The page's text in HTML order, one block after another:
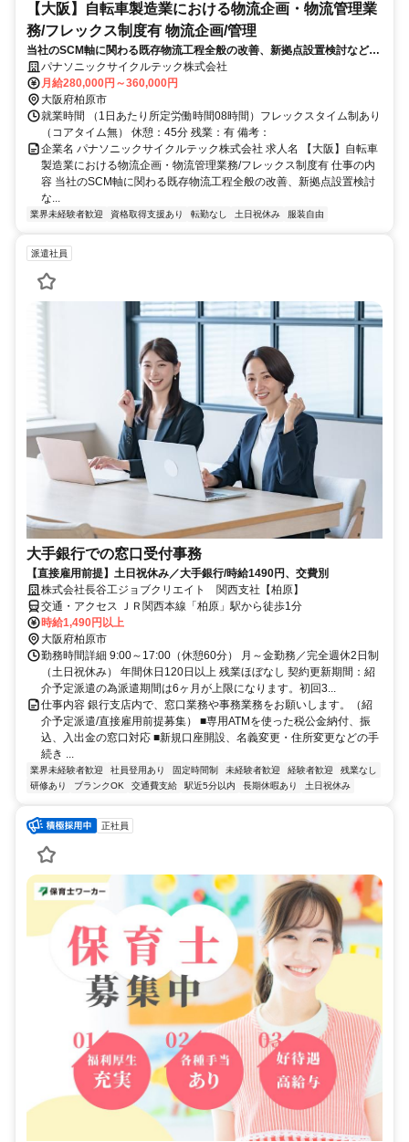
【大阪】自転車製造業における物流企画・物流管理業
務/フレックス制度有 物流企画/管理
当社のSCM軸に関わる既存物流工程全般の改善、新拠点設置検討など新
規ロジスティクス設計を企画・提案していただきます。課題の抽出、改
善提案、改善実行などに主体的に取り組むリーダー的役割を期待してい
ます。
パナソニックサイクルテック株式会社
月給280,000円～360,000円
大阪府柏原市
就業時間 （1日あたり所定労働時間08時間）フレックスタイム制あり
（コアタイム無） 休憩：45分 残業：有 備考：
企業名 パナソニックサイクルテック株式会社 求人名 【大阪】自転車
製造業における物流企画・物流管理業務/フレックス制度有 仕事の内
容 当社のSCM軸に関わる既存物流工程全般の改善、新拠点設置検討
な...
業界未経験者歓迎 資格取得支援あり 転勤なし 土日祝休み 服装自由
派遣社員
大手銀行での窓口受付事務
【直接雇用前提】土日祝休み／大手銀行/時給1490円、交費別
株式会社長谷工ジョブクリエイト 関西支社【柏原】
交通・アクセス ＪＲ関西本線「柏原」駅から徒歩1分
時給1,490円以上
大阪府柏原市
勤務時間詳細 9:00～17:00（休憩60分） 月～金勤務／完全週休2日制
（土日祝休み） 年間休日120日以上 残業ほぼなし 契約更新期間：紹
介予定派遣の為派遣期間は6ヶ月が上限になります。初回3...
仕事内容 銀行支店内で、窓口業務や事務業務をお願いします。（紹
介予定派遣/直接雇用前提募集） ■専用ATMを使った税公金納付、振
込、入出金の窓口対応 ■新規口座開設、名義変更・住所変更などの手
続き ...
業界未経験者歓迎 社員登用あり 固定時間制 未経験者歓迎 経験者歓迎
残業なし
研修あり
ブランクOK 交通費支給 駅近5分以内 長期休暇あり 土日祝休み
正社員